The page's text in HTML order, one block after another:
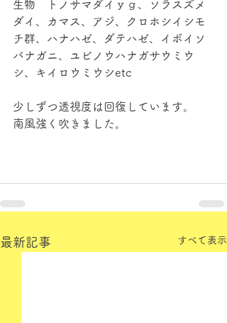
生物　トノサマダイｙｇ、ソラスズメ
ダイ、カマス、アジ、クロホシイシモ
チ群、ハナハゼ、ダテハゼ、イボイソ
バナガニ、ユビノウハナガサウミウ
シ、キイロウミウシetc
少しずつ透視度は回復しています。
南風強く吹きました。
最新記事 すべて表示